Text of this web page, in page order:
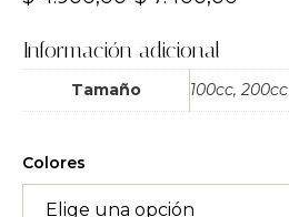
Información adicional
Tamaño 100cc, 200cc
Colores